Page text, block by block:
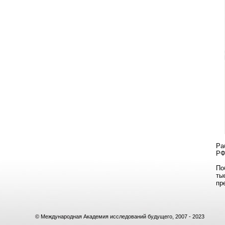
© Международная Академия исследований будущего, 2007 - 2023